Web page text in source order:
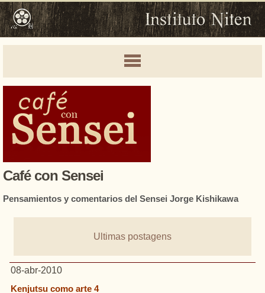
Café con Sensei
Pensamientos y comentarios del Sensei Jorge Kishikawa
Ultimas postagens
08-abr-2010
Kenjutsu como arte 4